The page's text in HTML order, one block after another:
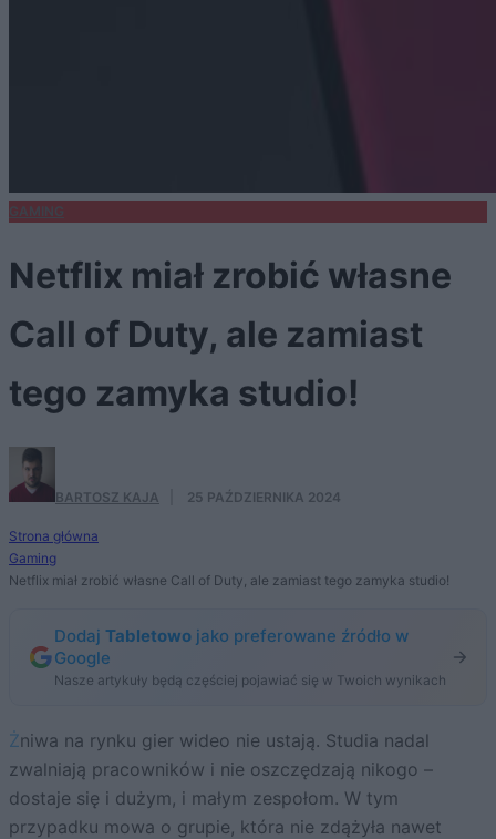
Netflix miał zrobić własne
Call of Duty, ale zamiast
tego zamyka studio!
BARTOSZ KAJA 25 PAŹDZIERNIKA 2024
Strona główna
Gaming
Netflix miał zrobić własne Call of Duty, ale zamiast tego zamyka studio!
Dodaj Tabletowo jako preferowane źródło w
Google
Nasze artykuły będą częściej pojawiać się w Twoich wynikach
Żniwa na rynku gier wideo nie ustają. Studia nadal
zwalniają pracowników i nie oszczędzają nikogo –
dostaje się i dużym, i małym zespołom. W tym
przypadku mowa o grupie, która nie zdążyła nawet